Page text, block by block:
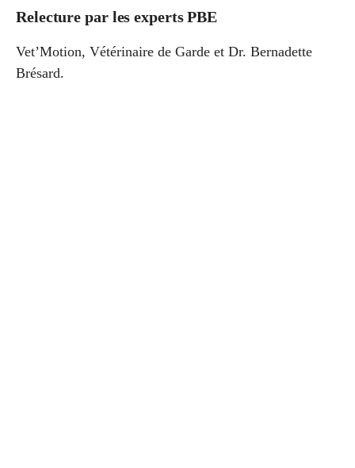
Relecture par les experts PBE
Vet’Motion, Vétérinaire de Garde et Dr. Bernadette
Brésard.